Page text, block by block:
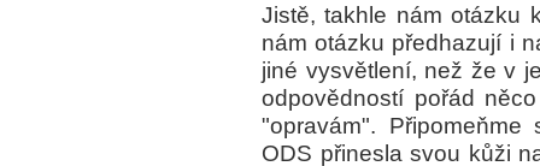
Jistě, takhle nám otázku
nám otázku předhazují i
jiné vysvětlení, než že v
odpovědností pořád
"opravám".
ODS přinesla svou kůži